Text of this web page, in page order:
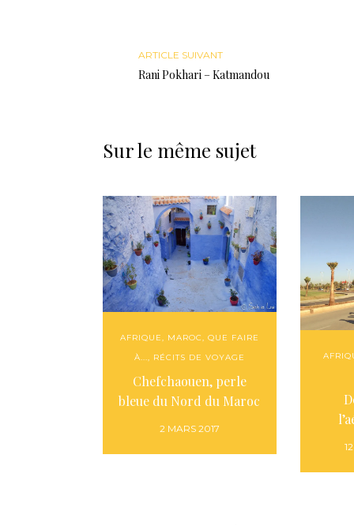
ARTICLE SUIVANT
Rani Pokhari – Katmandou
Sur le même sujet
AFRIQUE, MAROC, QUE FAIRE
À..., RÉCITS DE VOYAGE
Chefchaouen, perle
bleue du Nord du Maroc
2 MARS 2017